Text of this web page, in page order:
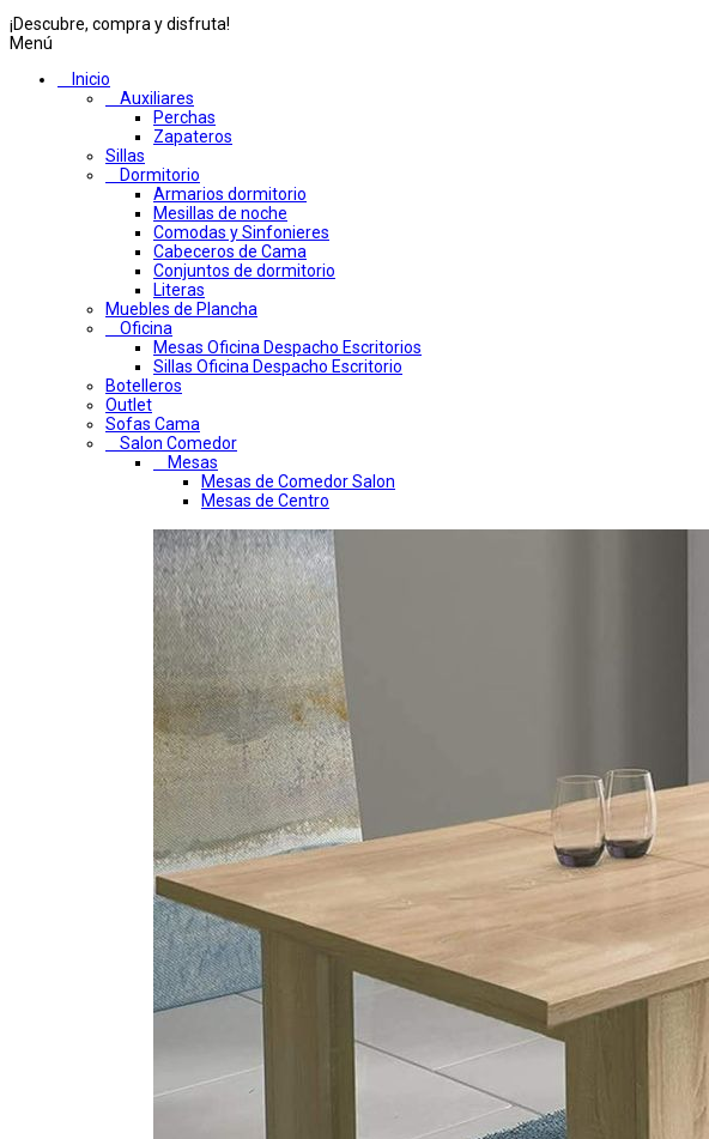
¡Descubre, compra y disfruta!
Menú
Inicio
Auxiliares
Perchas
Zapateros
Sillas
Dormitorio
Armarios dormitorio
Mesillas de noche
Comodas y Sinfonieres
Cabeceros de Cama
Conjuntos de dormitorio
Literas
Muebles de Plancha
Oficina
Mesas Oficina Despacho Escritorios
Sillas Oficina Despacho Escritorio
Botelleros
Outlet
Sofas Cama
Salon Comedor
Mesas
Mesas de Comedor Salon
Mesas de Centro